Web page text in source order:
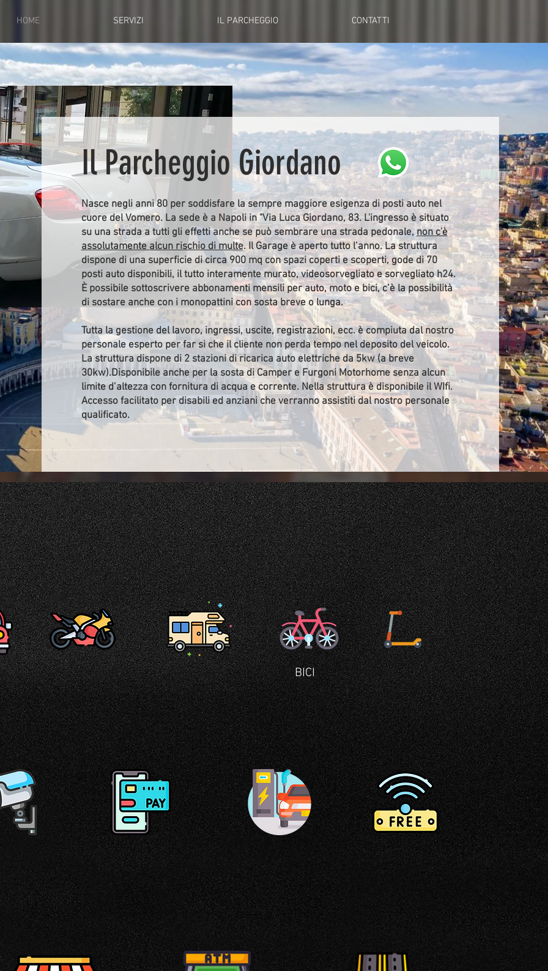
HOME SERVIZI IL PARCHEGGIO CONTATTI
Il Parcheggio Giordano
Nasce negli anni 80 per soddisfare la sempre maggiore esigenza di posti auto nel
cuore del Vomero. La sede è a Napoli in "Via Luca Giordano, 83. L'ingresso è situato
su una strada a tutti gli effetti anche se può sembrare una strada pedonale,non c'è
assolutamente alcun rischio di multe. Il Garage è aperto tutto l’anno. La struttura
dispone di una superficie di circa 900 mq con spazi coperti e scoperti, gode di 70
posti auto disponibili, il tutto interamente murato, videosorvegliato e sorvegliato h24.
È possibile sottoscrivere abbonamenti mensili per auto, moto e bici, c’è la possibilità
di sostare anche con i monopattini con sosta breve o lunga.
Tutta la gestione del lavoro, ingressi, uscite, registrazioni, ecc. è compiuta dal nostro
personale esperto per far si che il cliente non perda tempo nel deposito del veicolo.
La struttura dispone di 2 stazioni di ricarica auto elettriche da 5kw (a breve
30kw).Disponibile anche per la sosta di Camper e Furgoni Motorhome senza alcun
limite d’altezza con fornitura di acqua e corrente. Nella struttura è disponibile il WIfi.
Accesso facilitato per disabili ed anziani che verranno assistiti dal nostro personale
qualificato.
SERVIZI
Puoi comodamente parcheggiare da noi:
MOTO
CAMPER E FURGONI
MOTORHOME
BICI MONOPATTINI
I nostri servizi:
PAGA CON
CARTA
COLONNINE
PER AUTO
ELETTRICHE
FREE WIFI
Altri servizi vicini alla struttura